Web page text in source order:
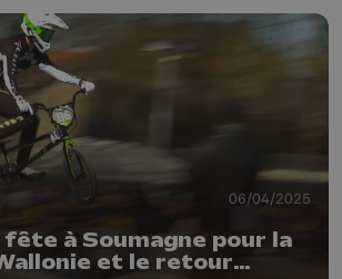
06/04/2025
fête à Soumagne pour la
et le retour